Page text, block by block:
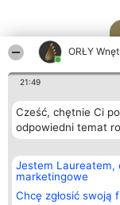
ORŁY
21:49
Cześć, chętnie Ci
odpowiedni temat
Jestem Laureatem,
marketingowe
Chcę zgłosić swoją
Organizator plebiscytu
Bright Side Solutions sp. z o.
o. sp. k.
ul. Ruska 22
Wrocław 50-079